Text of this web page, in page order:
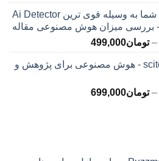
تومان199,000
تا
تومان499,000
بررسی مقالات شما به وسیله قوی ترین Ai Detector
– تومان499,000محدوده
تومان299,000
تومان499,000
اکانت پرمیوم scite - هوش مصنوعی برای پژوهش و
– تومان699,000محدوده